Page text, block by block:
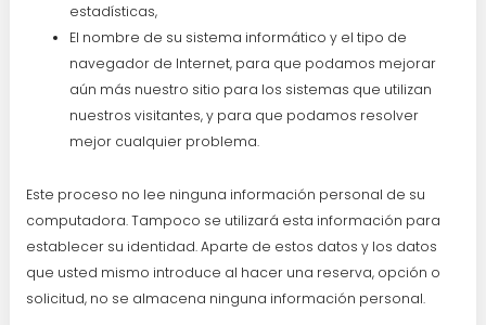
estadísticas,
El nombre de su sistema informático y el tipo de
navegador de Internet, para que podamos mejorar
aún más nuestro sitio para los sistemas que utilizan
nuestros visitantes, y para que podamos resolver
mejor cualquier problema.
Este proceso no lee ninguna información personal de su
computadora. Tampoco se utilizará esta información para
establecer su identidad. Aparte de estos datos y los datos
que usted mismo introduce al hacer una reserva, opción o
solicitud, no se almacena ninguna información personal.